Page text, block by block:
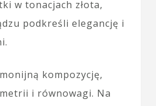
w tonacjach złota,
podkreśli elegancję i
kompozycję,
i równowagi. Na